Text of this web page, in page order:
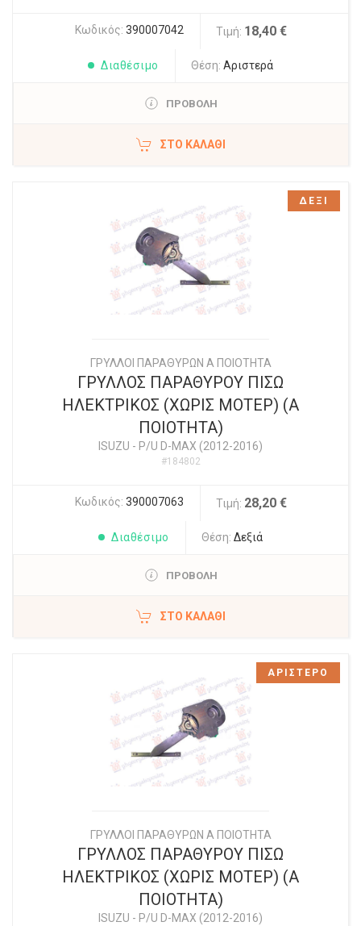
Κωδικός: 390007042 Τιμή: 18,40 €
Διαθέσιμο Θέση: Αριστερά
ΠΡΟΒΟΛΗ
ΣΤΟ ΚΑΛΆΘΙ
ΓΡΥΛΛΟΙ ΠΑΡΑΘΥΡΩΝ Α ΠΟΙΟΤΗΤΑ
ΓΡΥΛΛΟΣ ΠΑΡΑΘΥΡΟΥ ΠΙΣΩ
ΗΛΕΚΤΡΙΚΟΣ (ΧΩΡΙΣ ΜΟΤΕΡ) (Α
ΠΟΙΟΤΗΤΑ)
ISUZU - P/U D-MAX (2012-2016)
#184802
Κωδικός: 390007063 Τιμή: 28,20 €
Διαθέσιμο Θέση: Δεξιά
ΠΡΟΒΟΛΗ
ΣΤΟ ΚΑΛΆΘΙ
ΔΕΞΙ
ΓΡΥΛΛΟΙ ΠΑΡΑΘΥΡΩΝ Α ΠΟΙΟΤΗΤΑ
ΓΡΥΛΛΟΣ ΠΑΡΑΘΥΡΟΥ ΠΙΣΩ
ΗΛΕΚΤΡΙΚΟΣ (ΧΩΡΙΣ ΜΟΤΕΡ) (Α
ΠΟΙΟΤΗΤΑ)
ISUZU - P/U D-MAX (2012-2016)
ΑΡΙΣΤΕΡΟ